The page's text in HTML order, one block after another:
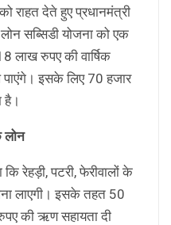
राहत देते हुए प्रधानमंत्री
सब्सिडी योजना को एक
लाख रुपए की वार्षिक
इसके लिए 70 हजार
है।
लोन
कि रेहड़ी, पटरी, फेरीवालों के
लाएगी। इसके तहत 50
की ऋण सहायता दी